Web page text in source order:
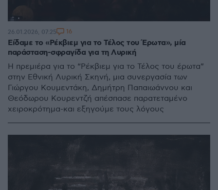
Είδαμε το «Ρέκβιεμ για το Τέλος του Έρωτα», μία
παράσταση-σφραγίδα για τη Λυρική
Η πρεμιέρα για το “Ρέκβιεμ για το Τέλος του έρωτα”
στην Εθνική Λυρική Σκηνή, μια συνεργασία των
Γιώργου Κουμεντάκη, Δημήτρη Παπαιωάννου και
Θεόδωρου Κουρεντζή απέσπασε παρατεταμένο
χειροκρότημα-και εξηγούμε τους λόγους
26.01.2026, 07:25 16